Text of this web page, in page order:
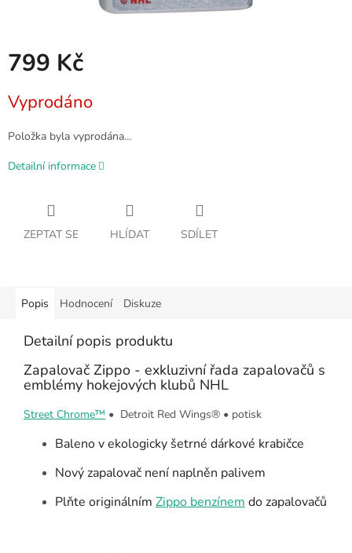
799 Kč
cena:
Vyprodáno
Položka byla vyprodána…
Detailní informace
ZEPTAT SE HLÍDAT SDÍLET
Popis Hodnocení Diskuze
Detailní popis produktu
Zapalovač Zippo - exkluzivní řada zapalovačů s
emblémy hokejových klubů NHL
Street Chrome™ • Detroit Red Wings® • potisk
Baleno v ekologicky šetrné dárkové krabičce
Nový zapalovač není naplněn palivem
Plňte originálním Zippo benzínem do zapalovačů